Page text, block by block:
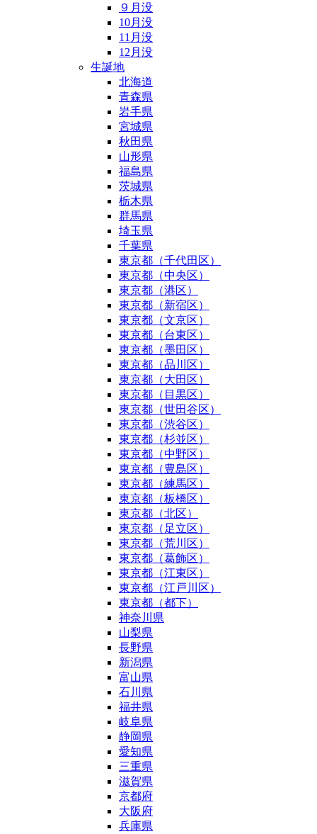
９月没
10月没
11月没
12月没
生誕地
北海道
青森県
岩手県
宮城県
秋田県
山形県
福島県
茨城県
栃木県
群馬県
埼玉県
千葉県
東京都（千代田区）
東京都（中央区）
東京都（港区）
東京都（新宿区）
東京都（文京区）
東京都（台東区）
東京都（墨田区）
東京都（品川区）
東京都（大田区）
東京都（目黒区）
東京都（世田谷区）
東京都（渋谷区）
東京都（杉並区）
東京都（中野区）
東京都（豊島区）
東京都（練馬区）
東京都（板橋区）
東京都（北区）
東京都（足立区）
東京都（荒川区）
東京都（葛飾区）
東京都（江東区）
東京都（江戸川区）
東京都（都下）
神奈川県
山梨県
長野県
新潟県
富山県
石川県
福井県
岐阜県
静岡県
愛知県
三重県
滋賀県
京都府
大阪府
兵庫県